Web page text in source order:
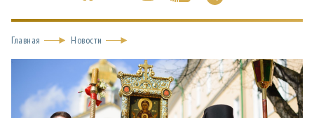
Главная Новости